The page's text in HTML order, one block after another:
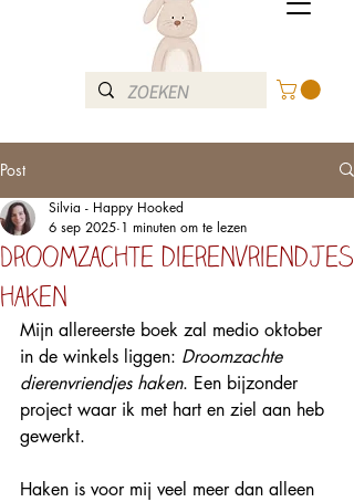
Post
Droomzachte dierenvriendjes
haken
Silvia - Happy Hooked
6 sep 2025 1 minuten om te lezen
Mijn allereerste boek zal medio oktober
in de winkels liggen: Droomzachte
dierenvriendjes haken. Een bijzonder
project waar ik met hart en ziel aan heb
gewerkt.
Haken is voor mij veel meer dan alleen